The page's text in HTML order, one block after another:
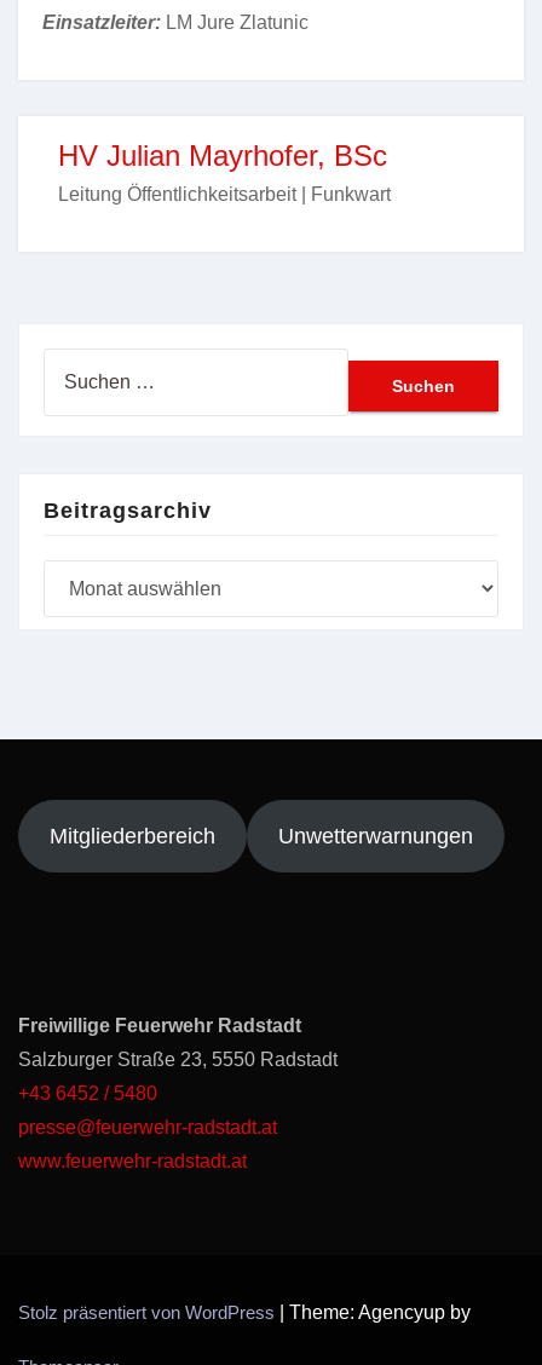
Einsatzleiter: LM Jure Zlatunic
HV Julian Mayrhofer, BSc
Leitung Öffentlichkeitsarbeit | Funkwart
Beitragsarchiv
Mitgliederbereich Unwetterwarnungen
Freiwillige Feuerwehr Radstadt
Salzburger Straße 23, 5550 Radstadt
+43 6452 / 5480
presse@feuerwehr-radstadt.at
www.feuerwehr-radstadt.at
Stolz präsentiert von WordPress Theme: Agencyup by